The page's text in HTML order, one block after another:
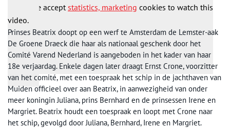
Please acceptstatistics, marketing cookies to watch this
video.
Prinses Beatrix doopt op een werf te Amsterdam de Lemster-aak
De Groene Draeck die haar als nationaal geschenk door het
Comité Varend Nederland is aangeboden in het kader van haar
18e verjaardag. Enkele dagen later draagt Ernst Crone, voorzitter
van het comité, met een toespraak het schip in de jachthaven van
Muiden officieel over aan Beatrix, in aanwezigheid van onder
meer koningin Juliana, prins Bernhard en de prinsessen Irene en
Margriet. Beatrix houdt een toespraak en loopt met Crone naar
het schip, gevolgd door Juliana, Bernhard, Irene en Margriet.